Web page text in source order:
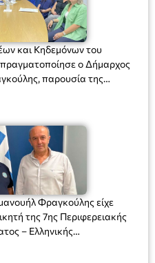
και Κηδεμόνων του
ο Δήμαρχος
παρουσία της
Μαριάννας Χαΐτα.
Φραγκούλης είχε
της 7ης Περιφερειακής
– Ελληνικής
Λ.Σ. κ. Ιωάννη